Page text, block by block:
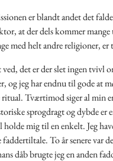
er blandt andet det
at der dels kommer
med helt andre religioner, er
ved, det er der slet ingen tvivl
og jeg har endnu til gode at
Tværtimod siger al min
sprogdragt og dybde
mig til en enkelt. Jeg
To år senere var
dåb brugte jeg en anden